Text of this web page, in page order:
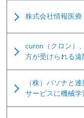
株式会社情報医療
curon（クロン）
方が受けられる遠
（株）パソナと
サービスに機械